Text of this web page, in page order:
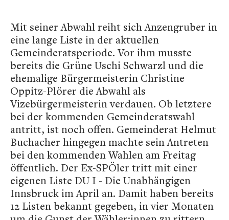
Mit seiner Abwahl reiht sich Anzengruber in
eine lange Liste in der aktuellen
Gemeinderatsperiode. Vor ihm musste
bereits die Grüne Uschi Schwarzl und die
ehemalige Bürgermeisterin Christine
Oppitz-Plörer die Abwahl als
Vizebürgermeisterin verdauen. Ob letztere
bei der kommenden Gemeinderatswahl
antritt, ist noch offen. Gemeinderat Helmut
Buchacher hingegen machte sein Antreten
bei den kommenden Wahlen am Freitag
öffentlich. Der Ex-SPÖler tritt mit einer
eigenen Liste DU I - Die Unabhängigen
Innsbruck im April an. Damit haben bereits
12 Listen bekannt gegeben, in vier Monaten